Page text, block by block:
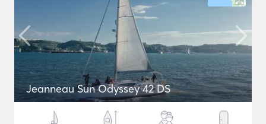
Jeanneau Sun Odyssey 42 DS